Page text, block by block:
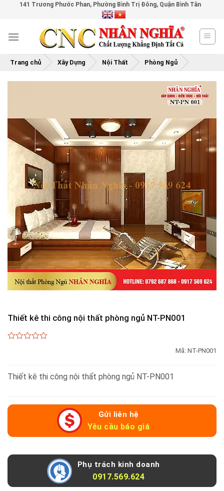
content
141 Trương Phước Phan, Phường Bình Trị Đông, Quận Bình Tân
Trang chủ Xây Dựng Nội Thất Phòng Ngủ
Thiết kê thi công nội thất phòng ngủ NT-PN001
5
Mã:NT-PN001
Thiết kê thi công nội thất phòng ngủ NT-PN001
Gửi liên hệ
Yêu cầu báo giá
Phụ trách kinh doanh
0917.569.624